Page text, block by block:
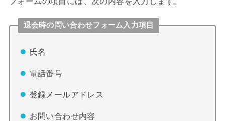
退会時の問い合わせフォーム入力項目
氏名
電話番号
登録メールアドレス
お問い合わせ内容